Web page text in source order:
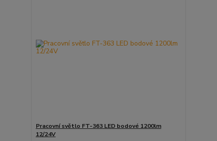
Pracovní světlo FT-363 LED bodové 1200lm
12/24V